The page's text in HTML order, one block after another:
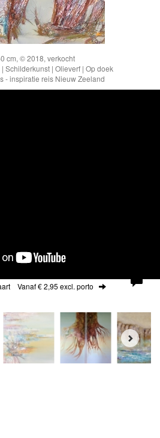
cm, © 2018, verkocht
Schilderkunst | Olieverf | Op doek
- inspiratie reis Nieuw Zeeland
Vanaf € 2,95 excl. porto